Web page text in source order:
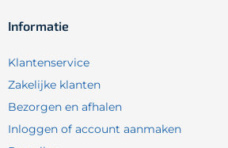
Informatie
Klantenservice
Zakelijke klanten
Bezorgen en afhalen
Inloggen of account aanmaken